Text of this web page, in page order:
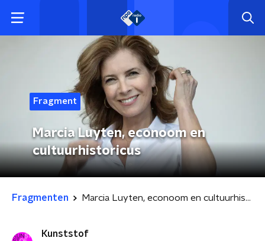
Fragment
Marcia Luyten, econoom en
cultuurhistoricus
Fragmenten Marcia Luyten, econoom en cultuurhistoricus
Kunststof